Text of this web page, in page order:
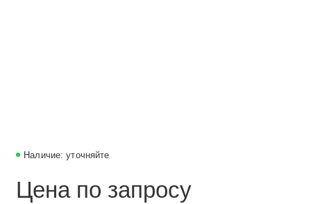
Наличие: уточняйте
Цена по запросу